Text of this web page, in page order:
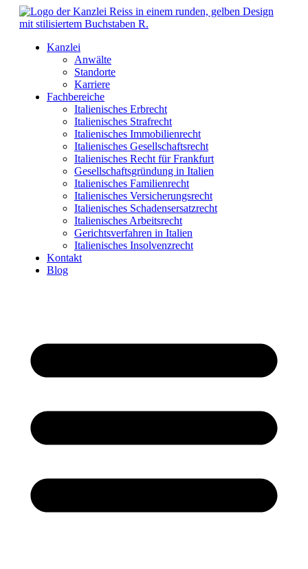
Kanzlei
Anwälte
Standorte
Karriere
Fachbereiche
Italienisches Erbrecht
Italienisches Strafrecht
Italienisches Immobilienrecht
Italienisches Gesellschaftsrecht
Italienisches Recht für Frankfurt
Gesellschaftsgründung in Italien
Italienisches Familienrecht
Italienisches Versicherungsrecht
Italienisches Schadensersatzrecht
Italienisches Arbeitsrecht
Gerichtsverfahren in Italien
Italienisches Insolvenzrecht
Kontakt
Blog